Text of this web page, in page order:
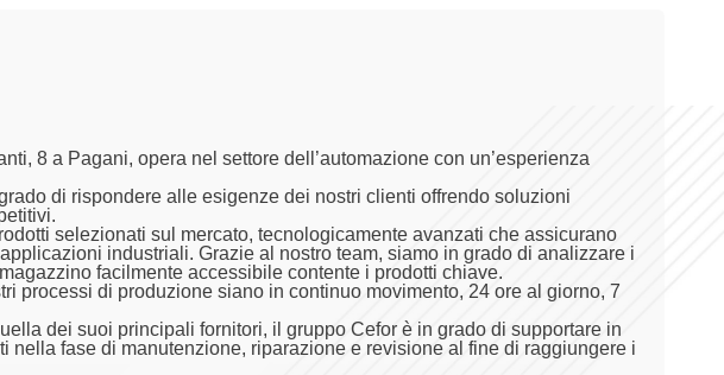
8 a Pagani, opera nel settore dell’automazione con un’esperienza
di rispondere alle esigenze dei nostri clienti offrendo soluzioni
selezionati sul mercato, tecnologicamente avanzati che assicurano
industriali. Grazie al nostro team, siamo in grado di analizzare i
facilmente accessibile contente i prodotti chiave.
processi di produzione siano in continuo movimento, 24 ore al giorno, 7
dei suoi principali fornitori, il gruppo Cefor è in grado di supportare in
nella fase di manutenzione, riparazione e revisione al fine di raggiungere i